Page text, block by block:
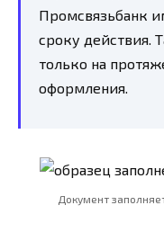
Промсвязьбанк
сроку действия.
только на
оформления.
Документ